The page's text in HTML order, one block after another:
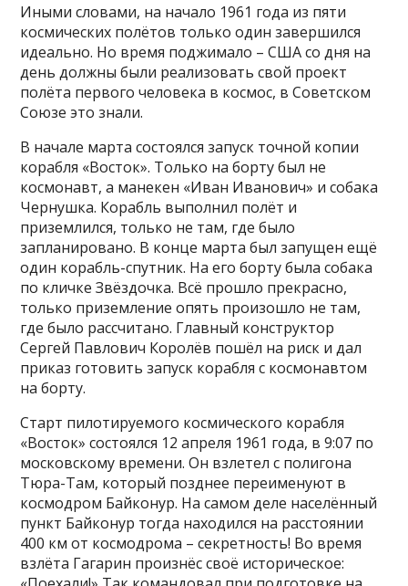
Иными словами, на начало 1961 года из пяти
космических полётов только один завершился
идеально. Но время поджимало – США со дня на
день должны были реализовать свой проект
полёта первого человека в космос, в Советском
Союзе это знали.
В начале марта состоялся запуск точной копии
корабля «Восток». Только на борту был не
космонавт, а манекен «Иван Иванович» и собака
Чернушка. Корабль выполнил полёт и
приземлился, только не там, где было
запланировано. В конце марта был запущен ещё
один корабль-спутник. На его борту была собака
по кличке Звёздочка. Всё прошло прекрасно,
только приземление опять произошло не там,
где было рассчитано. Главный конструктор
Сергей Павлович Королёв пошёл на риск и дал
приказ готовить запуск корабля с космонавтом
на борту.
Старт пилотируемого космического корабля
«Восток» состоялся 12 апреля 1961 года, в 9:07 по
московскому времени. Он взлетел с полигона
Тюра-Там, который позднее переименуют в
космодром Байконур. На самом деле населённый
пункт Байконур тогда находился на расстоянии
400 км от космодрома – секретность! Во время
взлёта Гагарин произнёс своё историческое: